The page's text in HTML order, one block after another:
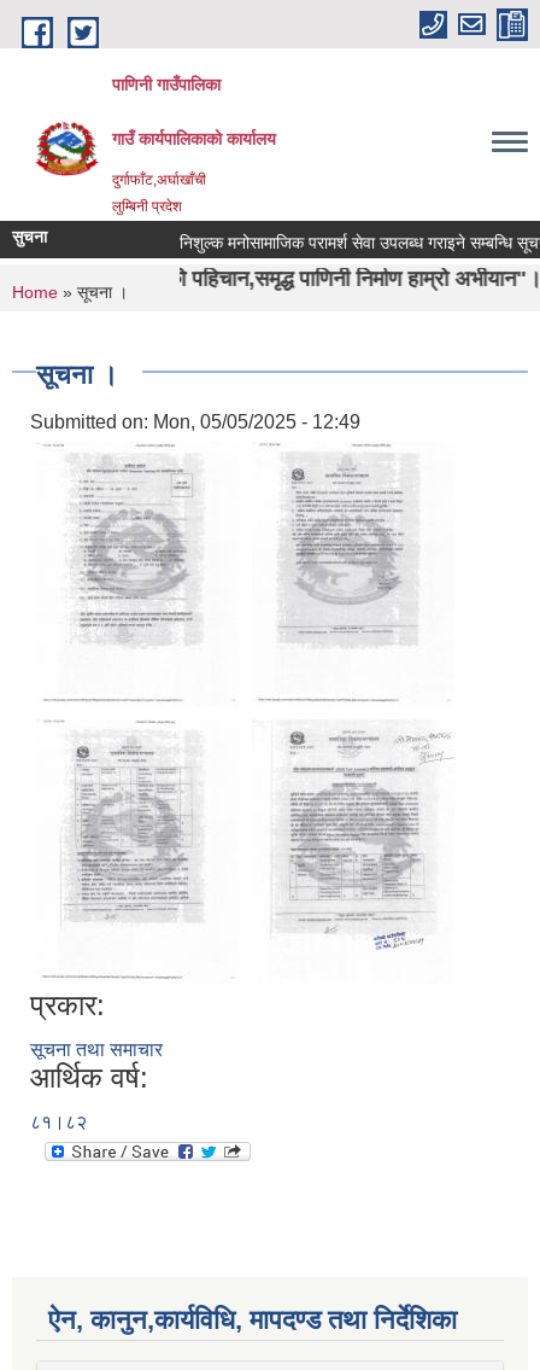
Skip to main content
पाणिनी गाउँपालिका
गाउँ कार्यपालिकाको कार्यालय
दुर्गाफाँट,अर्घाखाँची
लुम्बिनी प्रदेश
ऋषिको पहिचान,समृद्ध पाणिनी निर्माण हाम्रो अभीयान"।
सुचना निशुल्क मनोसामाजिक परामर्श सेवा उपलब्ध गराइने सम्बन्धि सूचना ।
You are here
Home » सूचना ।
सूचना ।
Submitted on: Mon, 05/05/2025 - 12:49
प्रकार:
सूचना तथा समाचार
आर्थिक वर्ष:
८१।८२
ऐन, कानुन,कार्यविधि, मापदण्ड तथा निर्देशिका